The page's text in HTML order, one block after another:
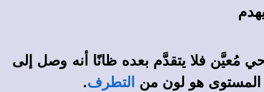
مُعيَّن فلا يتقدَّم بعده ظانًا أنه وصل إلى
المستوى هو لون من التطرف.